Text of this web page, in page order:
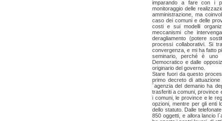
imparando a fare con i
monitoraggio delle
amministrazione, ma
caso dei comuni e delle
costi e sui modelli
meccanismi che
deragliamento (potere
processi collaborativi. Si
convergenza, e mi ha fatto
seminario, perché è uno
Democratico e dalle
originario del governo.
Stare fuori da questo
primo decreto di
´agenzia del demanio ha
trasferiti a comuni, province
i comuni, le province e le
opzioni, mentre per gli enti
dello statuto. Dalle
850 oggetti, e allora lancio